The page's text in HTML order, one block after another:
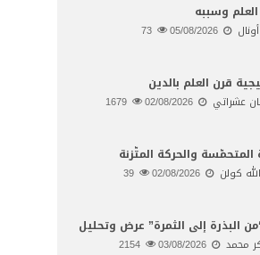
وسببه
05/08/2026
قرن العلم بالدين
عشراتي 02/08/2026
المتحمّسة والحركة المتّزنة
كولن 02/08/2026
البذرة إلى الثمرة” عرض وتحليل
محمد 03/08/2026